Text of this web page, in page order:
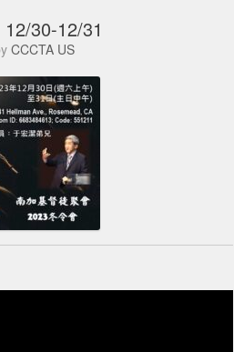
30-12/31
CCCTA US